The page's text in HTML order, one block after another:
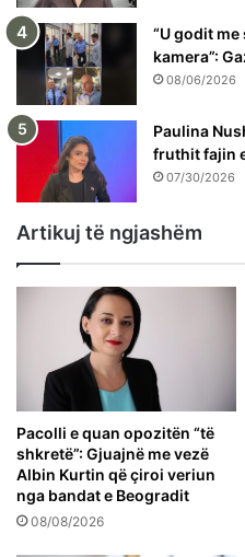
“U godit
kamera”:
08/06/2026
Paulina
fruthit fajin
07/30/2026
Artikuj të ngjashëm
Pacolli e quan opozitën “të
shkretë”: Gjuajnë me vezë
Albin Kurtin që çiroi veriun
nga bandat e Beogradit
08/08/2026